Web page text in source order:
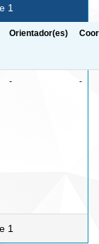
1
Orientador(es)
- -
1